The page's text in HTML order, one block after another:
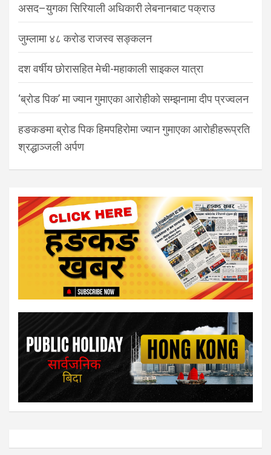
असद–युगका सिरियाली अधिकारी लेबनानबाट पक्राउ
जुम्लामा ४८ करोड राजस्व सङ्कलन
दश वर्षीय छोरासहित मेची-महाकाली साइकल यात्रा
‘ब्रोड पिक’ मा ज्यान गुमाएका आरोहीको सम्झनामा दीप प्रज्वलन
हङकङमा ब्रोड पिक हिमपहिरोमा ज्यान गुमाएका आरोहीहरूप्रति
श्रद्धाञ्जली अर्पण